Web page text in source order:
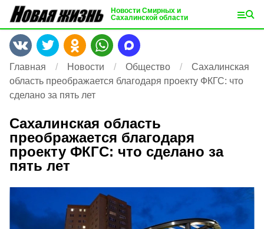
Новости Смирных и
Сахалинской области
Главная Новости Общество
Сахалинская
область преображается благодаря проекту ФКГС: что
сделано за пять лет
Сахалинская область
преображается благодаря
проекту ФКГС: что сделано за
пять лет